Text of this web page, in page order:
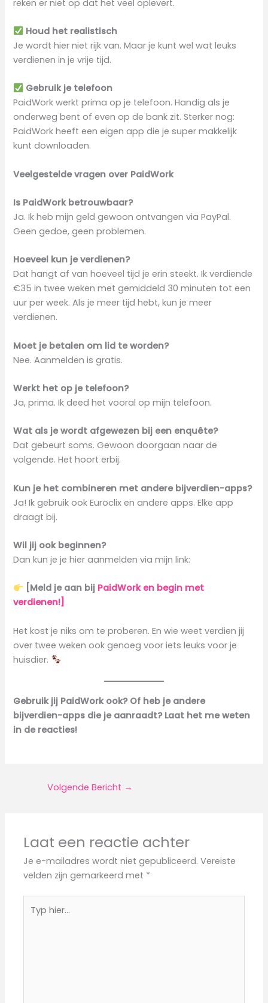
reken er niet op dat het veel oplevert.
Houd het realistisch
Je wordt hier niet rijk van. Maar je kunt wel wat leuks
verdienen in je vrije tijd.
Gebruik je telefoon
PaidWork werkt prima op je telefoon. Handig als je
onderweg bent of even op de bank zit. Sterker nog:
PaidWork heeft een eigen app die je super makkelijk
kunt downloaden.
Veelgestelde vragen over PaidWork
Is PaidWork betrouwbaar?
Ja. Ik heb mijn geld gewoon ontvangen via PayPal.
Geen gedoe, geen problemen.
Hoeveel kun je verdienen?
Dat hangt af van hoeveel tijd je erin steekt. Ik verdiende
€35 in twee weken met gemiddeld 30 minuten tot een
uur per week. Als je meer tijd hebt, kun je meer
verdienen.
Moet je betalen om lid te worden?
Nee. Aanmelden is gratis.
Werkt het op je telefoon?
Ja, prima. Ik deed het vooral op mijn telefoon.
Wat als je wordt afgewezen bij een enquête?
Dat gebeurt soms. Gewoon doorgaan naar de
volgende. Het hoort erbij.
Kun je het combineren met andere bijverdien-apps?
Ja! Ik gebruik ook Euroclix en andere apps. Elke app
draagt bij.
Wil jij ook beginnen?
Dan kun je je hier aanmelden via mijn link:
[Meld je aan bij PaidWork en begin met
verdienen!]
Het kost je niks om te proberen. En wie weet verdien jij
over twee weken ook genoeg voor iets leuks voor je
huisdier.
Gebruik jij PaidWork ook? Of heb je andere
bijverdien-apps die je aanraadt? Laat het me weten
in de reacties!
Volgende Bericht →
Laat een reactie achter
Je e-mailadres wordt niet gepubliceerd. Vereiste
velden zijn gemarkeerd met *
hier...